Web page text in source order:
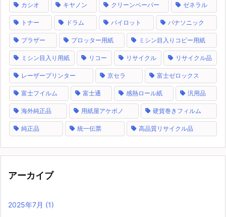
カシオ キヤノン クリーンペーパー ゼネラル
トナー ドラム パイロット パナソニック
ブラザー プロッター用紙 ミシン目入りコピー用紙
ミシン目入り用紙 リコー リサイクル リサイクル品
レーザープリンター 京セラ 富士ゼロックス
富士フイルム 富士通 感熱ロール紙 汎用品
海外純正品 用紙屋アケボノ 硬貨巻きフィルム
純正品 統一伝票 高品質リサイクル品
アーカイブ
2025年7月 (1)